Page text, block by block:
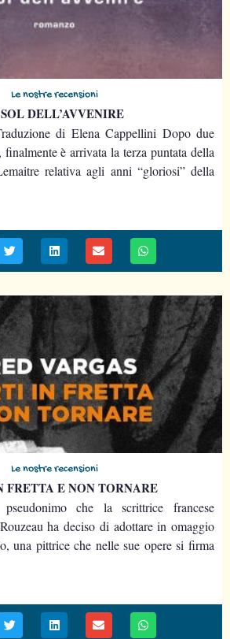
Le nostre recensioni
DELL’AVVENIRE
di Elena Cappellini Dopo due
è arrivata la terza puntata della
relativa agli anni “gloriosi” della
Le nostre recensioni
FRETTA E NON TORNARE
che la scrittrice francese
ha deciso di adottare in omaggio
una pittrice che nelle sue opere si firma